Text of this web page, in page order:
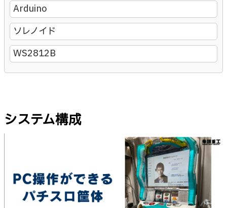
Arduino
ソレノイド
WS2812B
システム構成